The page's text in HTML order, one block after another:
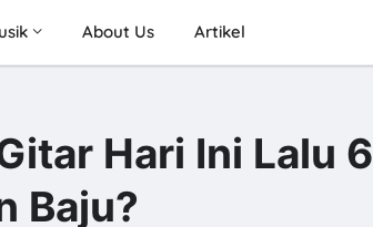
About Us Artikel
Hari Ini Lalu 6
Baju?